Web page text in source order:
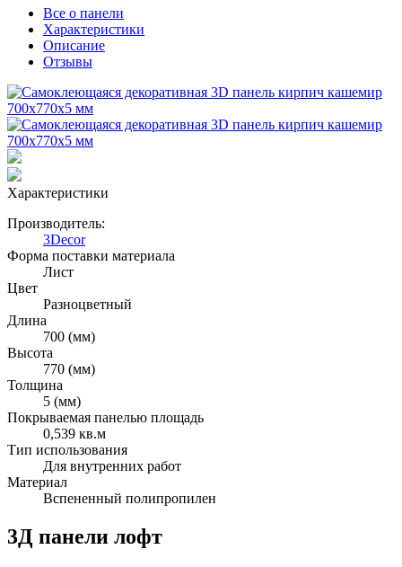
Все о панели
Характеристики
Описание
Отзывы
Характеристики
Производитель:
3Decor
Форма поставки материала
Лист
Цвет
Разноцветный
Длина
700 (мм)
Высота
770 (мм)
Толщина
5 (мм)
Покрываемая панелью площадь
0,539 кв.м
Тип использования
Для внутренних работ
Материал
Вспененный полипропилен
3Д панели лофт